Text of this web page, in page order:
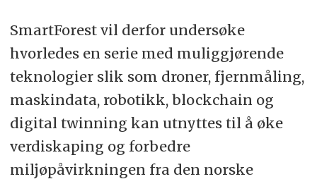
SmartForest vil derfor undersøke
hvorledes en serie med muliggjørende
teknologier slik som droner, fjernmåling,
maskindata, robotikk, blockchain og
digital twinning kan utnyttes til å øke
verdiskaping og forbedre
miljøpåvirkningen fra den norske